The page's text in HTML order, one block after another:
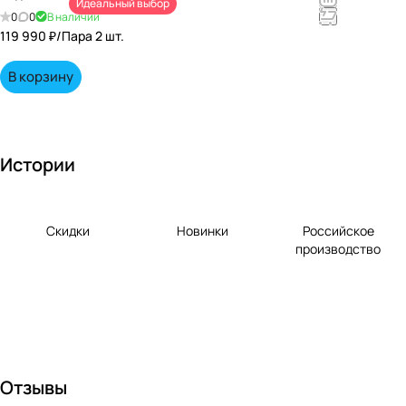
непревзойд
0 0 В наличии
Идеальный выбор
119 990 ₽/Пара 2 шт.
В корзину
Истории
Скидки Новинки
Российское
производство
Отзывы